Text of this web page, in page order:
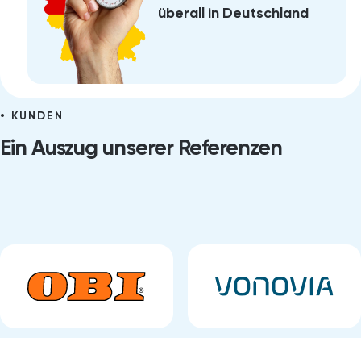
überall in Deutschland
KUNDEN
Ein Auszug unserer Referenzen